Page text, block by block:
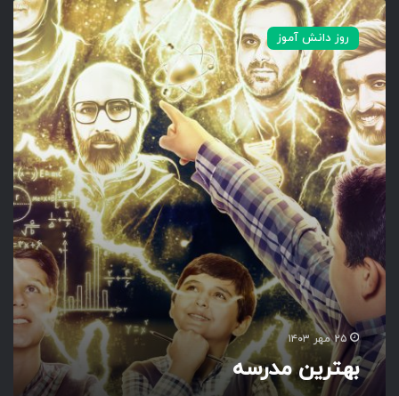
ب
ه
ت
ی
ن
م
د
ر
س
ه
روز دانش آموز
۲۵ مهر ۱۴۰۳
بهترین مدرسه